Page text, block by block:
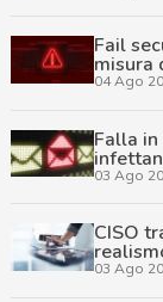
Fail
misura
04 Ago
Falla in
03 Ago
CISO
03 Ago